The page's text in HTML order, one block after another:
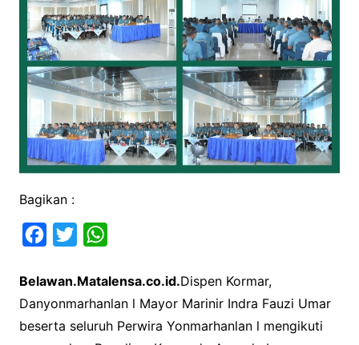
Bagikan :
c
e
b
i
t
t
a
t
s
Belawan.Matalensa.co.id.Dispen Kormar,
Danyonmarhanlan l Mayor Marinir Indra Fauzi Umar
beserta seluruh Perwira Yonmarhanlan l mengikuti